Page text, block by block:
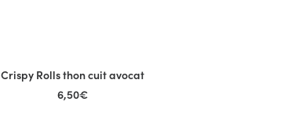
AJOUTER AU PANIER
Crispy Rolls thon cuit avocat
6,50€